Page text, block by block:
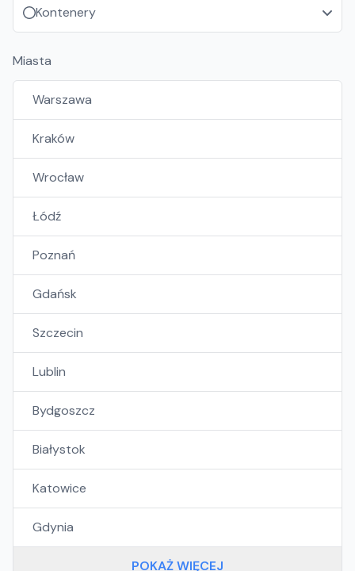
Kontenery
Miasta
Warszawa
Kraków
Wrocław
Łódź
Poznań
Gdańsk
Szczecin
Lublin
Bydgoszcz
Białystok
Katowice
Gdynia
POKAŻ WIĘCEJ